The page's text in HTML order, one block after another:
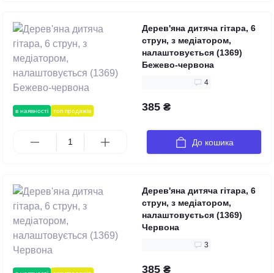
в наявності топ продажів
Дерев'яна дитяча гітара, 6
струн, з медіатором,
налаштовується (1369)
Бежево-червона
4
385 ₴
До кошика
Дерев'яна дитяча гітара, 6
струн, з медіатором,
налаштовується (1369)
Червона
3
385 ₴